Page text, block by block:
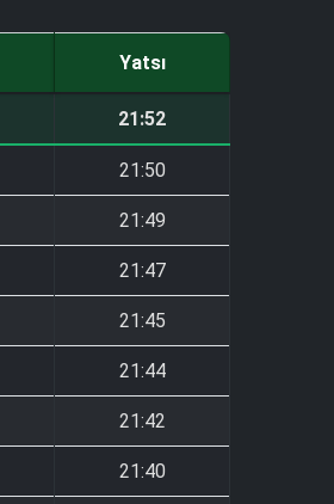
Yatsı
21:52
21:50
21:49
21:47
21:45
21:44
21:42
21:40